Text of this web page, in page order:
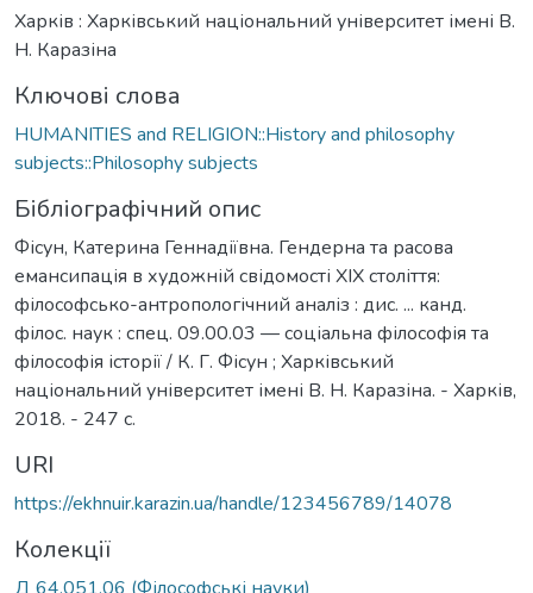
Харків : Харківський національний університет імені В.
Н. Каразіна
Ключові слова
HUMANITIES and RELIGION::History and philosophy
subjects::Philosophy subjects
Бібліографічний опис
Фісун, Катерина Геннадіївна. Гендерна та расова
емансипація в художній свідомості XIX століття:
філософсько-антропологічний аналіз : дис. ... канд.
філос. наук : спец. 09.00.03 — соціальна філософія та
філософія історії / К. Г. Фісун ; Харківський
національний університет імені В. Н. Каразіна. - Харків,
2018. - 247 с.
URI
https://ekhnuir.karazin.ua/handle/123456789/14078
Колекції